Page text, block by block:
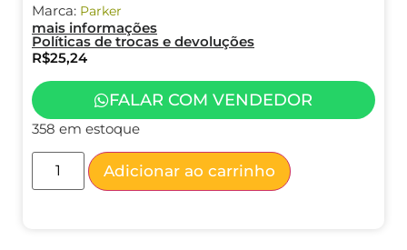
Marca: Parker
mais informações
Políticas de trocas e devoluções
R$25,24
FALAR COM VENDEDOR
358 em estoque
Adicionar ao carrinho